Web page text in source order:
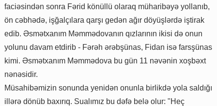
faciəsindən sonra Fərid könüllü olaraq müharibəyə yollanıb,
ön cəbhədə, işğalçılara qarşı gedən ağır döyüşlərdə iştirak
edib. Əsmətxanım Məmmədovanın qızlarının ikisi də onun
yolunu davam etdirib - Fərəh ərəbşünas, Fidan isə farsşünas
kimi. Əsmətxanım Məmmədova bu gün 11 nəvənin xoşbəxt
nənəsidir.
Müsahibəmizin sonunda yenidən onunla birlikdə yola saldığı
illərə dönüb baxırıq. Sualımız bu dəfə belə olur: "Heç